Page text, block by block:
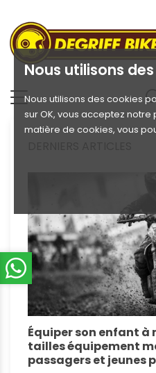
Nous utilisons
Nous utilisons des cookies
sur OK, vous acceptez
matière de cookies, vous
Équiper son enfant à
tailles équipement
passagers et jeunes